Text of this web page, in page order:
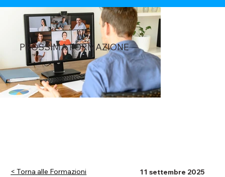
PROSSIMA FORMAZIONE
< Torna alle Formazioni 11 settembre 2025